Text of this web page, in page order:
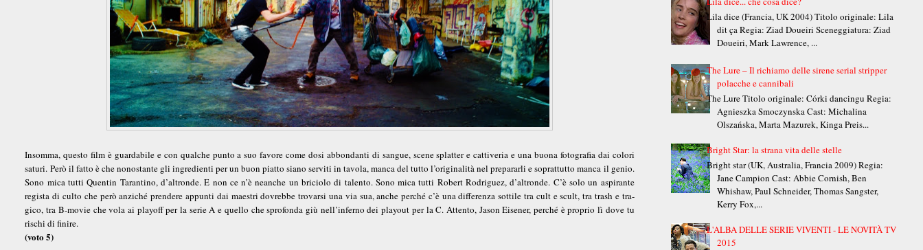
Insomma, questo film è guardabile e con qualche punto a suo favore come dosi abbondanti di sangue, scene splatter e cattiveria e una buona fotografia dai colori
saturi. Però il fatto è che nonostante gli ingredienti per un buon piatto siano serviti in tavola, manca del tutto l’originalità nel prepararli e soprattutto manca il genio.
Sono mica tutti Quentin Tarantino, d’altronde. E non ce n’è neanche un briciolo di talento. Sono mica tutti Robert Rodriguez, d’altronde. C’è solo un aspirante
regista di culto che però anziché prendere appunti dai maestri dovrebbe trovarsi una via sua, anche perché c’è una differenza sottile tra cult e scult, tra trash e tra-
gico, tra B-movie che vola ai playoff per la serie A e quello che sprofonda giù nell’inferno dei playout per la C. Attento, Jason Eisener, perché è proprio lì dove tu
rischi di finire.
(voto 5)
Lila dice (Francia, UK 2004) Titolo originale: Lila
dit ça Regia: Ziad Doueiri Sceneggiatura: Ziad
Doueiri, Mark Lawrence, ...
The Lure – Il richiamo delle sirene serial stripper
polacche e cannibali
The Lure Titolo originale: Córki dancingu Regia:
Agnieszka Smoczynska Cast: Michalina
Olszańska, Marta Mazurek, Kinga Preis...
Bright Star: la strana vita delle stelle
Bright star (UK, Australia, Francia 2009) Regia:
Jane Campion Cast: Abbie Cornish, Ben
Whishaw, Paul Schneider, Thomas Sangster,
Kerry Fox,...
L'ALBA DELLE SERIE VIVENTI - LE NOVITÀ TV
2015